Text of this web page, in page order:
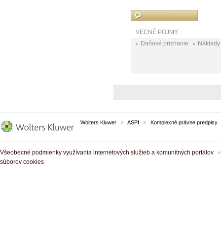
VECNÉ POJMY:
Daňové priznanie
Náklady
Wolters Kluwer ASPI Komplexné právne predpisy
Všeobecné podmienky využívania internetových služieb a komunitných portálov
súborov cookies